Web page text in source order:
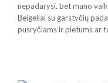
nepadarysi, bet mano
Beigeliai su garstyčių
pusryčiams ir pietums ar